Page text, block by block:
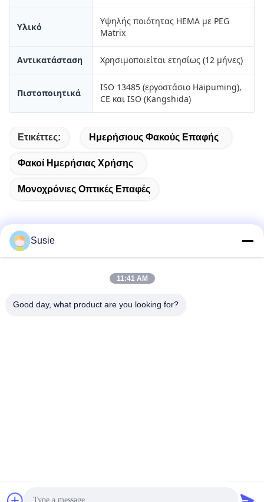
Υλικό
Υψηλής ποιότητας HEMA με PEG
Matrix
Αντικατάσταση Χρησιμοποιείται ετησίως (12 μήνες)
Πιστοποιητικά
ISO 13485 (εργοστάσιο Haipuming),
CE και ISO (Kangshida)
Ετικέττες: Ημερήσιους Φακούς Επαφής
Φακοί Ημερήσιας Χρήσης
Μονοχρόνιες Οπτικές Επαφές
Δωμάτιο 1101, κτίριο 5, Gaosheng Times Square, αριθ. 789
δικαιώματα © 2025-2026 Beautylens Technology Co., Ltd. .
Susie
11:41 AM
Good day, what product are you looking for?